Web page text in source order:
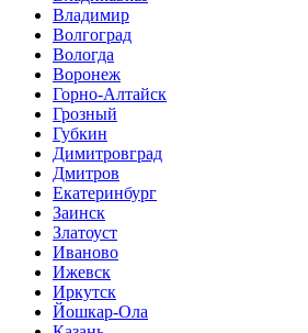
Владимир
Волгоград
Вологда
Воронеж
Горно-Алтайск
Грозный
Губкин
Димитровград
Дмитров
Екатеринбург
Заинск
Златоуст
Иваново
Ижевск
Иркутск
Йошкар-Ола